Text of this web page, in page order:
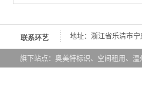
联系环艺 地址：浙江省乐清市
旗下站点： 奥美特标识、 空间租用 、 温